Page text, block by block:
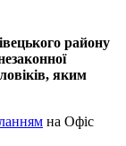
району
яким
на Офіс